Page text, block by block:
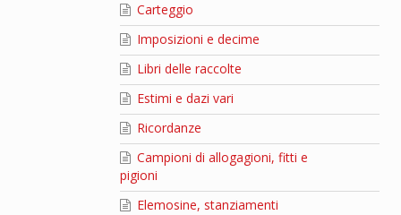
Carteggio
Imposizioni e decime
Libri delle raccolte
Estimi e dazi vari
Ricordanze
Campioni di allogagioni, fitti e
pigioni
Elemosine, stanziamenti